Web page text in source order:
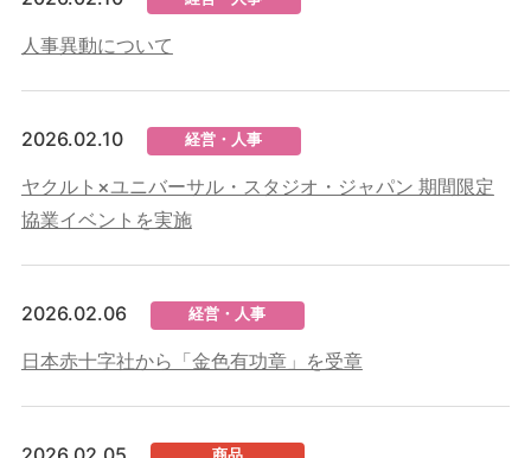
人事異動について
2026.02.10 経営・人事
ヤクルト×ユニバーサル・スタジオ・ジャパン 期間限定
協業イベントを実施
2026.02.06 経営・人事
日本赤十字社から「金色有功章」を受章